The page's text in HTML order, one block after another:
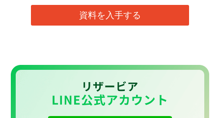
資料を入手する